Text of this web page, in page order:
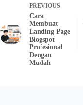
PREVIOUS
Cara
Membuat
Landing Page
Blogspot
Profesional
Dengan
Mudah